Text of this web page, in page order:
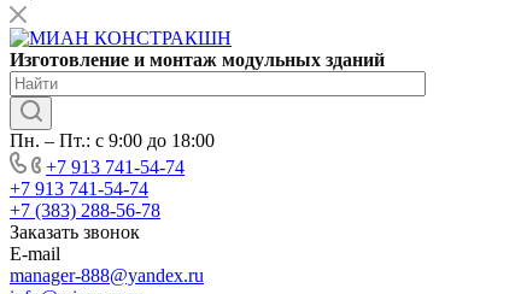
Изготовление и монтаж модульных зданий
Пн. – Пт.: с 9:00 до 18:00
+7 913 741-54-74
+7 913 741-54-74
+7 (383) 288-56-78
Заказать звонок
E-mail
manager-888@yandex.ru